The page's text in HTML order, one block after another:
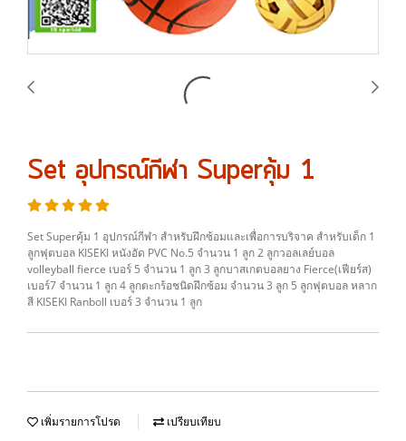
Set อุปกรณ์กีฬา Superคุ้ม 1
Set Superคุ้ม 1 อุปกรณ์กีฬา สำหรับฝึกซ้อมและเพื่อการบริจาค สำหรับเด็ก 1
ลูกฟุตบอล KISEKI หนังอัด PVC No.5 จำนวน 1 ลูก 2 ลูกวอลเลย์บอล
volleyball fierce เบอร์ 5 จำนวน 1 ลูก 3 ลูกบาสเกตบอลยาง Fierce(เฟียร์ส)
เบอร์7 จำนวน 1 ลูก 4 ลูกตะกร้อชนิดฝึกซ้อม จำนวน 3 ลูก 5 ลูกฟุตบอล หลาก
สี KISEKI Ranboll เบอร์ 3 จำนวน 1 ลูก
เพิ่มรายการโปรด เปรียบเทียบ